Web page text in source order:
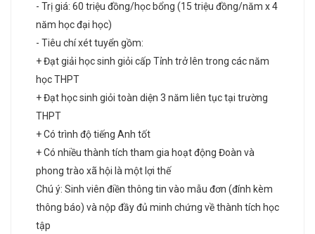
- Trị giá: 60 triệu đồng/học bổng (15 triệu đồng/năm x 4
năm học đại học)
- Tiêu chí xét tuyển gồm:
+ Đạt giải học sinh giỏi cấp Tỉnh trở lên trong các năm
học THPT
+ Đạt học sinh giỏi toàn diện 3 năm liên tục tại trường
THPT
+ Có trình độ tiếng Anh tốt
+ Có nhiều thành tích tham gia hoạt động Đoàn và
phong trào xã hội là một lợi thế
Chú ý: Sinh viên điền thông tin vào mẫu đơn (đính kèm
thông báo) và nộp đầy đủ minh chứng về thành tích học
tập